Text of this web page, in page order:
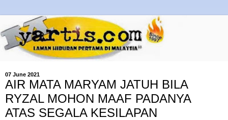
07 June 2021
AIR MATA MARYAM JATUH BILA
RYZAL MOHON MAAF PADANYA
ATAS SEGALA KESILAPAN